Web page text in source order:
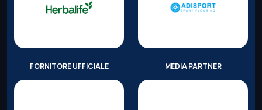
FORNITORE UFFICIALE MEDIA PARTNER